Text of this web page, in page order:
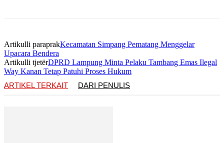
Artikulli paraprakKecamatan Simpang Pematang Menggelar
Upacara Bendera
Artikulli tjetërDPRD Lampung Minta Pelaku Tambang Emas Ilegal
Way Kanan Tetap Patuhi Proses Hukum
ARTIKEL TERKAIT
DARI PENULIS